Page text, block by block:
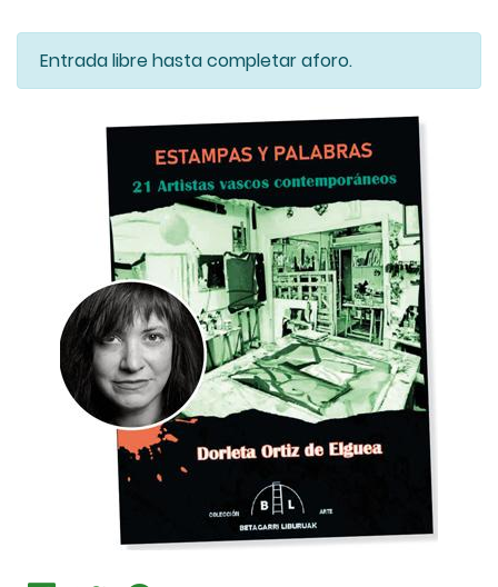
Entrada libre hasta completar aforo.